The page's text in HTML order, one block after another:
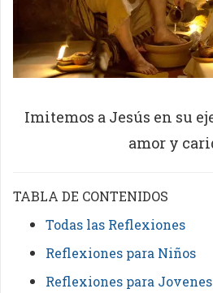
Imitemos a Jesús en su
amor y
TABLA DE CONTENIDOS
Todas las Reflexiones
Reflexiones para Niños
Reflexiones para Jovenes